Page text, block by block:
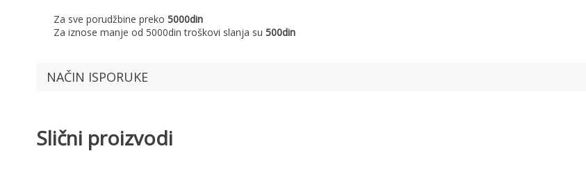
Za sve porudžbine preko 5000din
Za iznose manje od 5000din troškovi slanja su 500din
NAČIN ISPORUKE
Slični proizvodi